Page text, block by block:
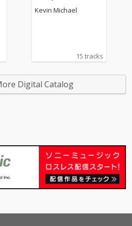
Kevin Michael
15 tracks
Digital Catalog